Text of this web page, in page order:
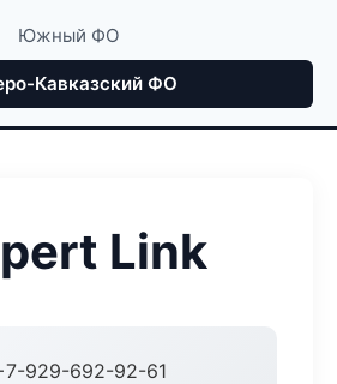
Южный ФО
Кавказский ФО
Link
929-692-92-61